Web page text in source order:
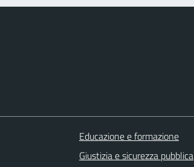
Educazione e formazione
Giustizia e sicurezza pubblica